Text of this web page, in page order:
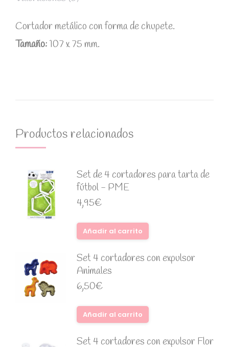
Cortador metálico con forma de chupete.
Tamaño:107 x 75 mm.
Productos relacionados
Set de 4 cortadores para tarta de
fútbol - PME
4,95€
Añadir al carrito
Set 4 cortadores con expulsor
Animales
6,50€
Añadir al carrito
Set 4 cortadores con expulsor Flor